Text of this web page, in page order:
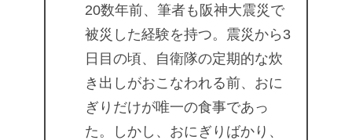
20数年前、筆者も阪神大震災で
被災した経験を持つ。震災から3
日目の頃、自衛隊の定期的な炊
き出しがおこなわれる前、おに
ぎりだけが唯一の食事であっ
た。しかし、おにぎりばかり、